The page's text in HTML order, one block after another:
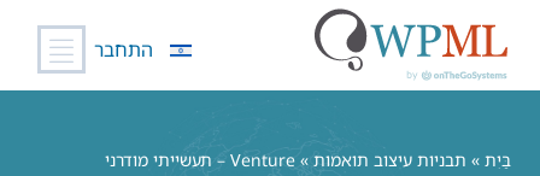
התחבר
בַּיִת » תבניות עיצוב תואמות » Venture – תעשייתי מודרני